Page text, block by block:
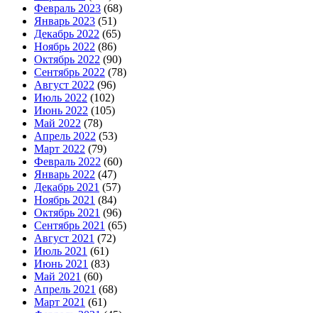
Февраль 2023 (68)
Январь 2023 (51)
Декабрь 2022 (65)
Ноябрь 2022 (86)
Октябрь 2022 (90)
Сентябрь 2022 (78)
Август 2022 (96)
Июль 2022 (102)
Июнь 2022 (105)
Май 2022 (78)
Апрель 2022 (53)
Март 2022 (79)
Февраль 2022 (60)
Январь 2022 (47)
Декабрь 2021 (57)
Ноябрь 2021 (84)
Октябрь 2021 (96)
Сентябрь 2021 (65)
Август 2021 (72)
Июль 2021 (61)
Июнь 2021 (83)
Май 2021 (60)
Апрель 2021 (68)
Март 2021 (61)